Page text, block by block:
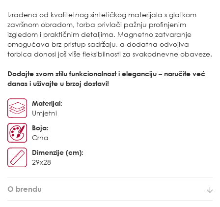
Izrađena od kvalitetnog sintetičkog materijala s glatkom
završnom obradom, torba privlači pažnju profinjenim
izgledom i praktičnim detaljima. Magnetno zatvaranje
omogućava brz pristup sadržaju, a dodatna odvojiva
torbica donosi još više fleksibilnosti za svakodnevne obaveze.
Dodajte svom stilu funkcionalnost i eleganciju – naručite već
danas i uživajte u brzoj dostavi!
Materijal:
Umjetni
Boja:
Crna
Dimenzije (cm):
29x28
O brendu